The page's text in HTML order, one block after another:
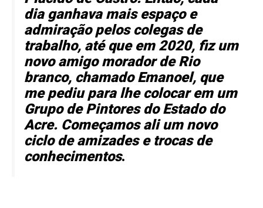
dia ganhava mais espaço e
admiração pelos colegas de
trabalho, até que em 2020, fiz um
novo amigo morador de Rio
branco, chamado Emanoel, que
me pediu para lhe colocar em um
Grupo de Pintores do Estado do
Acre. Começamos ali um novo
ciclo de amizades e trocas de
conhecimentos.